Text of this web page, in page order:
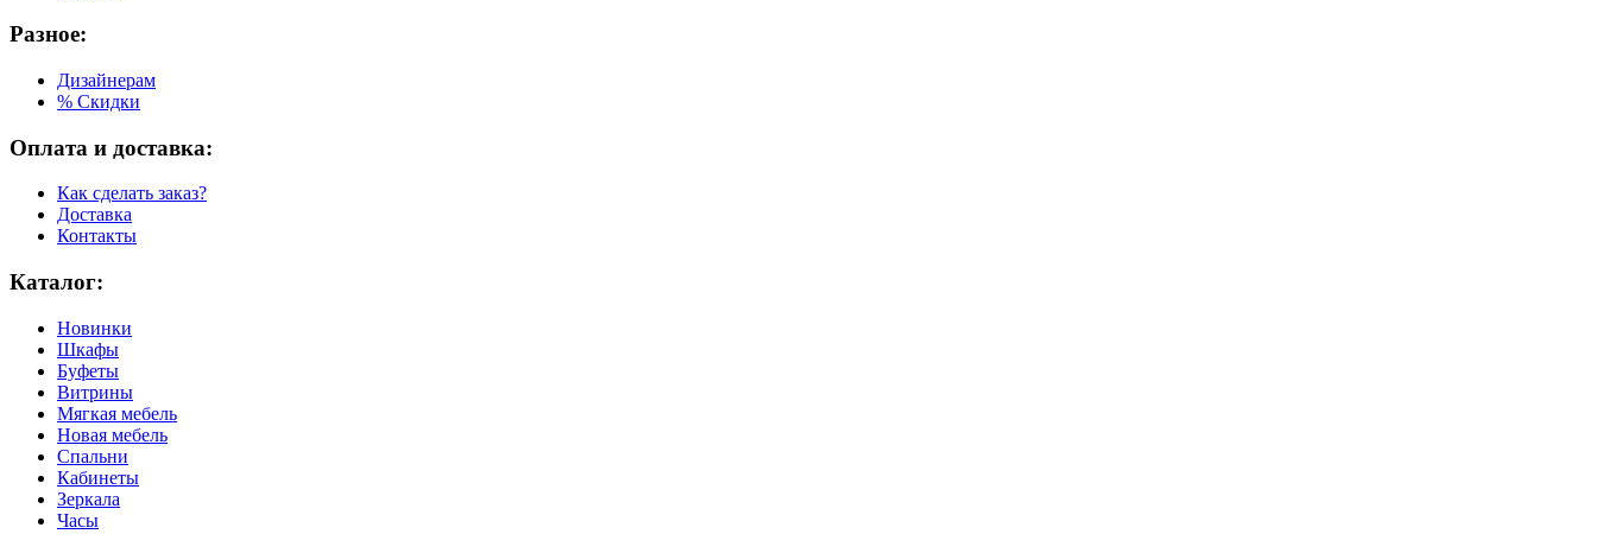
Разное:
Дизайнерам
% Скидки
Оплата и доставка:
Как сделать заказ?
Доставка
Контакты
Каталог:
Новинки
Шкафы
Буфеты
Витрины
Мягкая мебель
Новая мебель
Спальни
Кабинеты
Зеркала
Часы